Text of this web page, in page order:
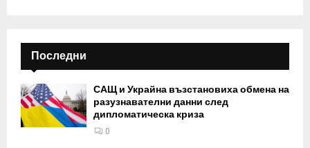
Последни
САЩ и Украйна възстановиха обмена на
разузнавателни данни след
дипломатическа криза
0